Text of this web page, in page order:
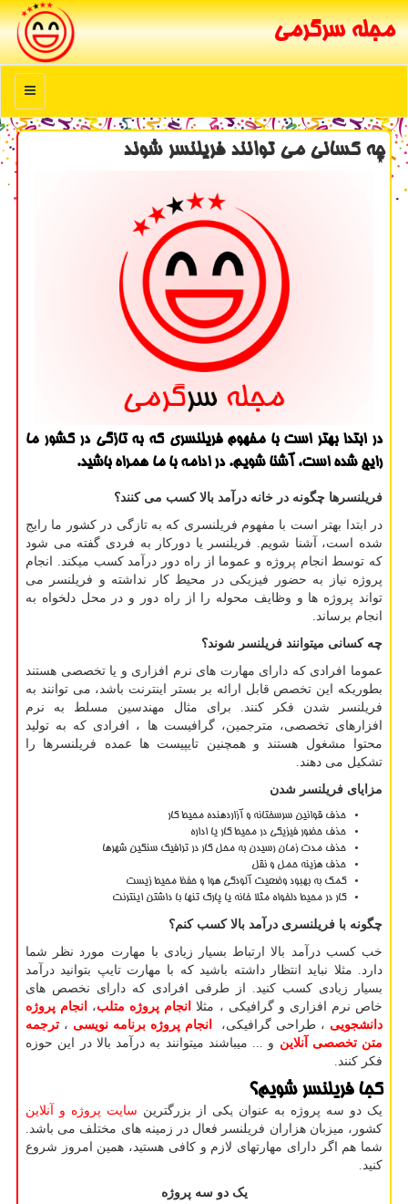
مجله سرگرمی
منو
چه كسانی می توانند فریلنسر شوند
در ابتدا بهتر است با مفهوم فریلنسری كه به تازگی در كشور ما
رایج شده است، آشنا شویم. در ادامه با ما همراه باشید.
فریلنسرها چگونه در خانه درآمد بالا کسب می کنند؟
در ابتدا بهتر است با مفهوم فریلنسری که به تازگی در کشور ما رایج
شده است، آشنا شویم. فریلنسر یا دورکار به فردی گفته می شود
که توسط انجام پروژه و عموما از راه دور درآمد کسب میکند. انجام
پروژه نیاز به حضور فیزیکی در محیط کار نداشته و فریلنسر می
تواند پروژه ها و وظایف محوله را از راه دور و در محل دلخواه به
انجام برساند.
چه کسانی میتوانند فریلنسر شوند؟
عموما افرادی که دارای مهارت های نرم افزاری و یا تخصصی هستند
بطوریکه این تخصص قابل ارائه بر بستر اینترنت باشد، می توانند به
فریلنسر شدن فکر کنند. برای مثال مهندسین مسلط به نرم
افزارهای تخصصی، مترجمین، گرافیست ها ، افرادی که به تولید
محتوا مشغول هستند و همچنین تایپیست ها عمده فریلنسرها را
تشکیل می دهند.
مزایای فریلنسر شدن
حذف قوانین سرسختانه و آزاردهنده محیط کار
حذف حضور فیزیکی در محیط کار یا اداره
حذف مدت زمان رسیدن به محل کار در ترافیک سنگین شهرها
حذف هزینه حمل و نقل
کمک به بهبود وضعیت آلودگی هوا و حفظ محیط زیست
کار در محیط دلخواه مثلا خانه یا پارک تنها با داشتن اینترنت
چگونه با فریلنسری درآمد بالا کسب کنم؟
خب کسب درآمد بالا ارتباط بسیار زیادی با مهارت مورد نظر شما
دارد. مثلا نباید انتظار داشته باشید که با مهارت تایپ بتوانید درآمد
بسیار زیادی کسب کنید. از طرفی افرادی که دارای نخصص های
خاص نرم افزاری و گرافیکی ، مثلا انجام پروژه متلب،
انجام پروژه
دانشجویی ، طراحی گرافیکی، انجام پروژه برنامه نویسی ، ترجمه
متن تخصصی آنلاین و ... میباشند میتوانند به درآمد بالا در این حوزه
فکر کنند.
کجا فریلنسر شویم؟
یک دو سه پروژه به عنوان یکی از بزرگترین سایت پروژه و آنلاین
کشور، میزبان هزاران فریلنسر فعال در زمینه های مختلف می باشد.
شما هم اگر دارای مهارتهای لازم و کافی هستید، همین امروز شروع
کنید.
یک دو سه پروژه